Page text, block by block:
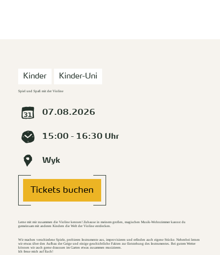
Kinder Kinder-Uni
Spiel und Spaß mit der Violine
07.08.2026
15:00 - 16:30 Uhr
Wyk
Tickets buchen
Lerne mit mir zusammen die Violine kennen! Zuhause in meinem großen, magischen Musik-Wohnzimmer kannst du
gemeinsam mit anderen Kindern die Welt der Violine entdecken.
Wir machen verschiedene Spiele, probieren Instrumente aus, improvisieren und erfinden auch eigene Stücke. Nebenbei lernen
wir etwas über den Aufbau der Geige und einige geschichtliche Fakten zur Entstehung des Instrumentes. Bei gutem Wetter
können wir auch gerne draussen im Garten etwas zusammen musizieren.
Ich freue mich auf Euch!